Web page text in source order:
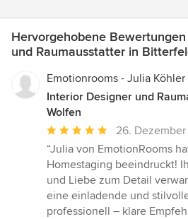
Hervorgehobene
und Raumausstatter in
Emotionrooms - Julia Köhler
Interior Designer und
Wolfen
Durchschnittliche
Bewertung:
5
von
5
Sternen
26.
“Julia von EmotionRooms
Homestaging beeindruckt!
und Liebe zum Detail
eine einladende und
professionell – klare